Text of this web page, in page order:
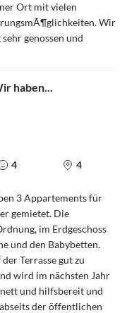
Ort mit vielen
Wir
genossen und
haben...
4 4
3 Appartements für
gemietet. Die
im Erdgeschoss
und den Babybetten.
Terrasse gut zu
wird im nächsten Jahr
und hilfsbereit und
der öffentlichen